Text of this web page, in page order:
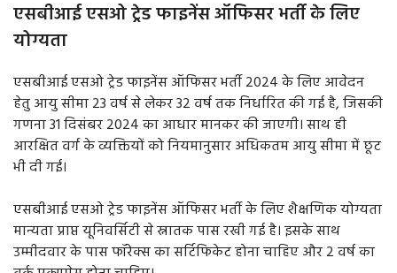
एसबीआई एसओ ट्रेड फाइनेंस ऑफिसर भर्ती के लिए
योग्यता
एसबीआई एसओ ट्रेड फाइनेंस ऑफिसर भर्ती 2024 के लिए आवेदन
हेतु आयु सीमा 23 वर्ष से लेकर 32 वर्ष तक निर्धारित की गई है, जिसकी
गणना 31 दिसंबर 2024 का आधार मानकर की जाएगी। साथ ही
आरक्षित वर्ग के व्यक्तियों को नियमानुसार अधिकतम आयु सीमा में छूट
भी दी गई।
एसबीआई एसओ ट्रेड फाइनेंस ऑफिसर भर्ती के लिए शैक्षणिक योग्यता
मान्यता प्राप्त यूनिवर्सिटी से स्नातक पास रखी गई है। इसके साथ
उम्मीदवार के पास फॉरेक्स का सर्टिफिकेट होना चाहिए और 2 वर्ष का